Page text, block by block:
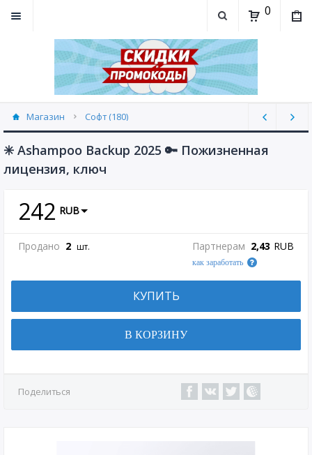
0
Магазин Софт (180)
✳️ Ashampoo Backup 2025 🔑 Пожизненная
лицензия, ключ
242 RUB
Продано 2 шт. Партнерам 2,43 RUB
как заработать
КУПИТЬ
В КОРЗИНУ
Поделиться